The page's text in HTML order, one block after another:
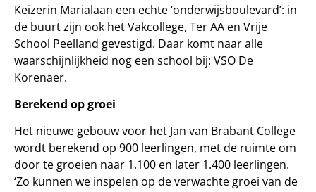
Keizerin Marialaan een echte ‘onderwijsboulevard’: in
de buurt zijn ook het Vakcollege, Ter AA en Vrije
School Peelland gevestigd. Daar komt naar alle
waarschijnlijkheid nog een school bij: VSO De
Korenaer.
Berekend op groei
Het nieuwe gebouw voor het Jan van Brabant College
wordt berekend op 900 leerlingen, met de ruimte om
door te groeien naar 1.100 en later 1.400 leerlingen.
‘Zo kunnen we inspelen op de verwachte groei van de